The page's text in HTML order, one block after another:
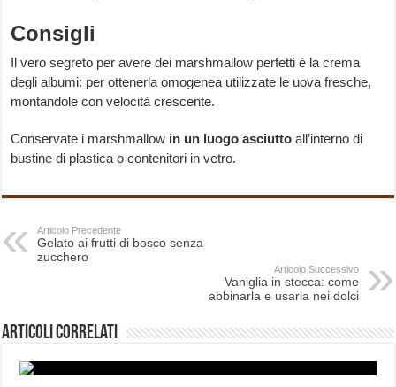
Consigli
Il vero segreto per avere dei marshmallow perfetti è la crema
degli albumi: per ottenerla omogenea utilizzate le uova fresche,
montandole con velocità crescente.
Conservate i marshmallow in un luogo asciutto all’interno di
bustine di plastica o contenitori in vetro.
Articolo Precedente
Gelato ai frutti di bosco senza
zucchero
Articolo Successivo
Vaniglia in stecca: come
abbinarla e usarla nei dolci
Articoli correlati